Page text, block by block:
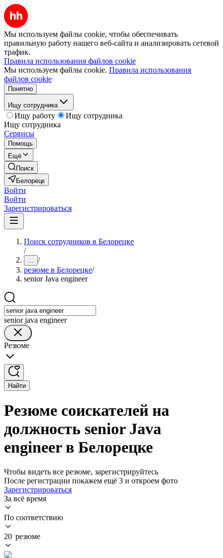
Мы используем файлы cookie, чтобы обеспечивать
правильную работу нашего веб-сайта и анализировать сетевой
трафик.
Правила использования файлов cookie
Мы используем файлы cookie. Правила использования
файлов cookie
Понятно
Ищу сотрудника
Ищу работу
Ищу сотрудника
Ищу сотрудника
Сервисы
Помощь
Ещё
Поиск
Белорецк
Войти
Войти
Зарегистрироваться
Поиск сотрудников в Белорецке
/
... /
резюме в Белорецке/
senior Java engineer
senior java engineer
Резюме
Найти
Резюме соискателей на
должность senior Java
engineer в Белорецке
Чтобы видеть все резюме, зарегистрируйтесь
После регистрации покажем ещё 3 и откроем фото
Зарегистрироваться
За всё время
По соответствию
20 резюме